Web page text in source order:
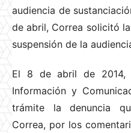
audiencia de
de abril, Correa solicitó
suspensión de la
El 8 de abril de 2014,
Información y
trámite la denuncia
Correa, por los